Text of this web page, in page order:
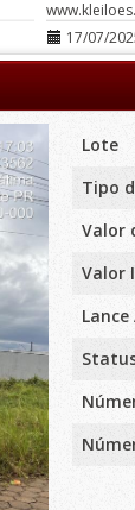
17/07/
Lote
Tipo
Valor
Valor